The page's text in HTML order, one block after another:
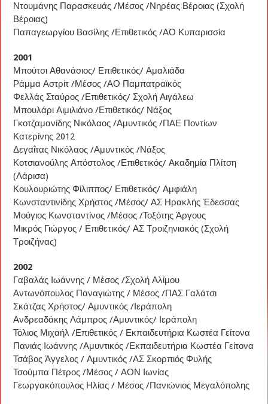
Ντουμάνης Παρασκευάς /Μέσος /Νηρέας Βέροιας (Σχολή
Βέροιας)
Παπαγεωργίου Βασίλης /Επιθετικός /ΑΟ Κυπαρισσία
2001
Μπούτσι Αθανάσιος/ Επιθετικός/ Αμαλιάδα
Ράμμα Αστρίτ /Μέσος /ΑΟ Παμπατραϊκός
Φελλάς Σταύρος /Επιθετικός/ Σχολή Αιγάλεω
Μπουλάρι Αιμιλιάνο /Επιθετικός/ Νάξος
Γκοτζαμανίδης Νικόλαος /Αμυντικός /ΠΑΕ Ποντίων
Κατερίνης 2012
Δεγαΐτας Νικόλαος /Αμυντικός /Νάξος
Κοτσιανούλης Απόστολος /Επιθετικός/ Ακαδημία Πλίτση
(Λάρισα)
Κουλουριώτης Φίλιππος/ Επιθετικός/ Αμφιάλη
Κωνσταντινίδης Χρήστος /Μέσος/ ΑΣ Ηρακλής Έδεσσας
Μούγιος Κωνσταντίνος /Μέσος /Τοξότης Άργους
Μικρός Γιώργος / Επιθετικός/ ΑΣ Τροιζηνιακός (Σχολή
Τροιζήνας)
2002
Γαβαλάς Ιωάννης / Μέσος /Σχολή Αλίμου
Αντωνόπουλος Παναγιώτης / Μέσος /ΠΑΣ Γαλάτσι
Σκάτζας Χρήστος/ Αμυντικός /Ιεράπολη
Ανδρεαδάκης Λάμπρος /Αμυντικός/ Ιεράπολη
Τόλιος Μιχαήλ /Επιθετικός / Εκπαιδευτήρια Κωστέα Γείτονα
Πανιάς Ιωάννης /Αμυντικός /Εκπαιδευτήρια Κωστέα Γείτονα
Τσάβος Άγγελος / Αμυντικός /ΑΣ Σκορπιός Φυλής
Τσούμπα Πέτρος /Μέσος / ΑΟΝ Ιωνίας
Γεωργακόπουλος Ηλίας / Μέσος /Πανιώνιος Μεγαλόπολης